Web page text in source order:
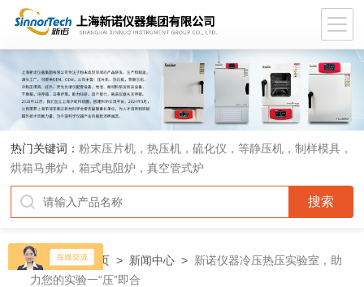
热门关键词：粉末压片机，热压机，硫化仪，等静压机，制样模具，
烘箱马弗炉，箱式电阻炉，真空管式炉
当前位置：首页 > 新闻中心 > 新诺仪器冷压热压实验室，助
力您的实验一“压”即合